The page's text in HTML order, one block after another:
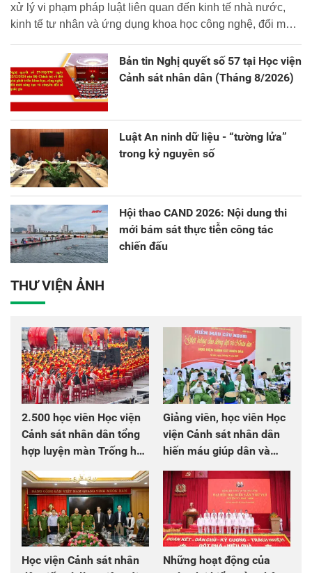
xử lý vi phạm pháp luật liên quan đến kinh tế nhà nước,
kinh tế tư nhân và ứng dụng khoa học công nghệ, đổi mới
Bản tin Nghị quyết số 57 tại Học viện
Cảnh sát nhân dân (Tháng 8/2026)
Luật An ninh dữ liệu - “tường lửa”
trong kỷ nguyên số
Hội thao CAND 2026: Nội dung thi
mới bám sát thực tiễn công tác
chiến đấu
THƯ VIỆN ẢNH
2.500 học viên Học viện
Cảnh sát nhân dân tổng
hợp luyện màn Trống hội
Giảng viên, học viên Học
viện Cảnh sát nhân dân
hiến máu giúp dân và
Học viện Cảnh sát nhân
Những hoạt động của